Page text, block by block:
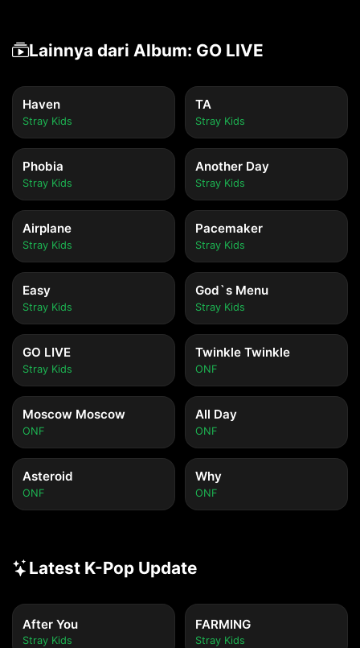
Lainnya dari Album: GO LIVE
Haven
Stray Kids
TA
Stray Kids
Phobia
Stray Kids
Another Day
Stray Kids
Airplane
Stray Kids
Pacemaker
Stray Kids
Easy
Stray Kids
God`s Menu
Stray Kids
GO LIVE
Stray Kids
Twinkle Twinkle
ONF
Moscow Moscow
ONF
All Day
ONF
Asteroid
ONF
Why
ONF
Latest K-Pop Update
After You
Stray Kids
FARMING
Stray Kids